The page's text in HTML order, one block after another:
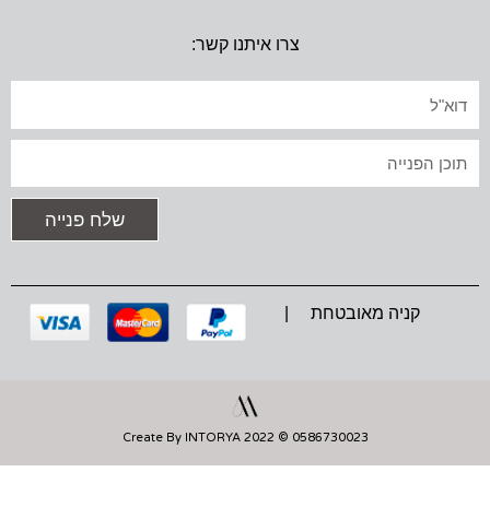
H
A
P
P
A
C
O
K
N
S
R
A
צרו איתנו קשר:
שלח פנייה
קניה מאובטחת |
0586730023 © 2022 Create By INTORYA